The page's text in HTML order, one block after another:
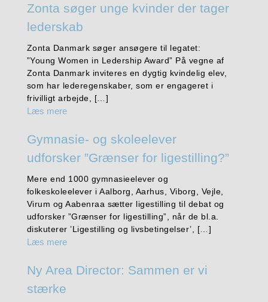
Zonta søger unge kvinder der tager
lederskab
Zonta Danmark søger ansøgere til legatet:
”Young Women in Ledership Award” På vegne af
Zonta Danmark inviteres en dygtig kvindelig elev,
som har lederegenskaber, som er engageret i
frivilligt arbejde, […]
Læs mere
Gymnasie- og skoleelever
udforsker ”Grænser for ligestilling?”
Mere end 1000 gymnasieelever og
folkeskoleelever i Aalborg, Aarhus, Viborg, Vejle,
Virum og Aabenraa sætter ligestilling til debat og
udforsker ”Grænser for ligestilling”, når de bl.a.
diskuterer ’Ligestilling og livsbetingelser’, […]
Læs mere
Ny Area Director: Sammen er vi
stærke